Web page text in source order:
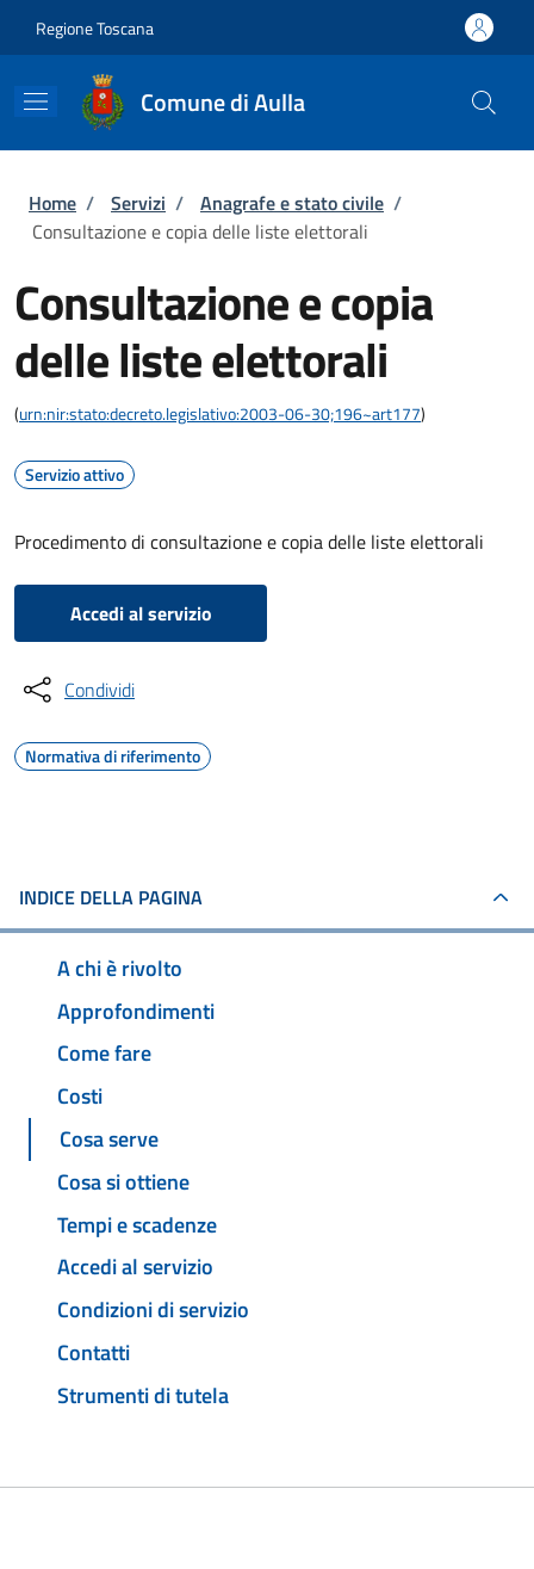
Regione Toscana
Comune di Aulla
Briciole di pane
Home / Servizi / Anagrafe e stato civile /
Consultazione e copia delle liste elettorali
Consultazione e copia
delle liste elettorali
(urn:nir:stato:decreto.legislativo:2003-06-30;196~art177)
Servizio attivo
Procedimento di consultazione e copia delle liste elettorali
Accedi al servizio
Condividi
Normativa di riferimento
INDICE DELLA PAGINA
A chi è rivolto
Approfondimenti
Come fare
Costi
Cosa serve
Cosa si ottiene
Tempi e scadenze
Accedi al servizio
Condizioni di servizio
Contatti
Strumenti di tutela